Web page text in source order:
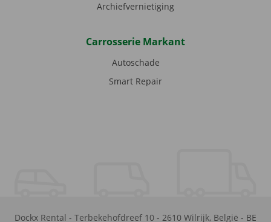
Archiefvernietiging
Carrosserie Markant
Autoschade
Smart Repair
Dockx Rental - Terbekehofdreef 10 - 2610 Wilrijk, België - BE